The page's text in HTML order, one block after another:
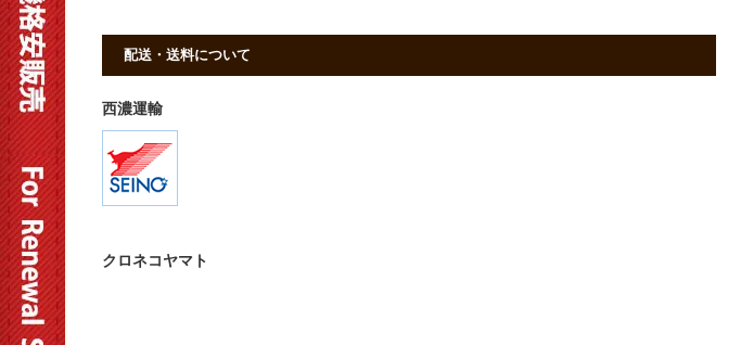
配送・送料について
西濃運輸
クロネコヤマト